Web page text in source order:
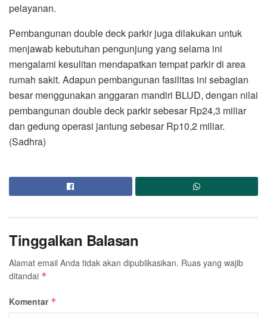
pelayanan.
Pembangunan double deck parkir juga dilakukan untuk
menjawab kebutuhan pengunjung yang selama ini
mengalami kesulitan mendapatkan tempat parkir di area
rumah sakit. Adapun pembangunan fasilitas ini sebagian
besar menggunakan anggaran mandiri BLUD, dengan nilai
pembangunan double deck parkir sebesar Rp24,3 miliar
dan gedung operasi jantung sebesar Rp10,2 miliar.
(Sadhra)
Tinggalkan Balasan
Alamat email Anda tidak akan dipublikasikan. Ruas yang wajib
ditandai *
Komentar *